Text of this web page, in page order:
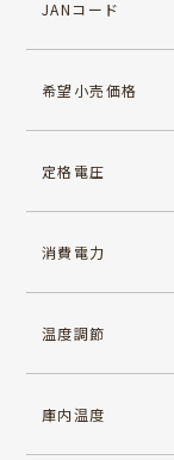
JANコード
希望小売価格
定格電圧
消費電力
温度調節
庫内温度